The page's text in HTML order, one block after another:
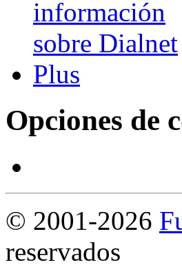
Opciones de
© 2001-2026
reservados